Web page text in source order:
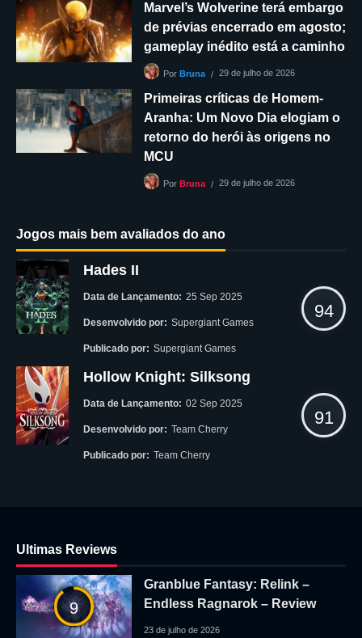
Marvel’s Wolverine terá embargo
de prévias encerrado em agosto;
gameplay inédito está a caminho
Por Bruna 29 de julho de 2026
Primeiras críticas de Homem-
Aranha: Um Novo Dia elogiam o
retorno do herói às origens no
MCU
Por Bruna 29 de julho de 2026
Jogos mais bem avaliados do ano
Hades II
Data de Lançamento: 25 Sep 2025
Desenvolvido por: Supergiant Games
Publicado por: Supergiant Games
94
Hollow Knight: Silksong
Data de Lançamento: 02 Sep 2025
Desenvolvido por: Team Cherry
Publicado por: Team Cherry
91
Ultimas Reviews
9
Granblue Fantasy: Relink –
Endless Ragnarok – Review
23 de julho de 2026